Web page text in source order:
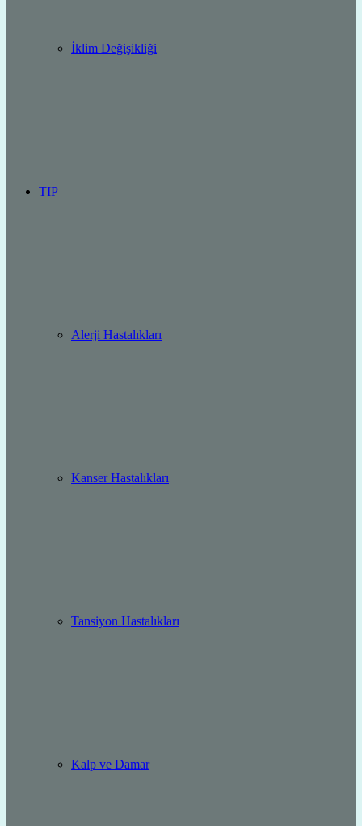
İklim Değişikliği
TIP
Alerji Hastalıkları
Kanser Hastalıkları
Tansiyon Hastalıkları
Kalp ve Damar